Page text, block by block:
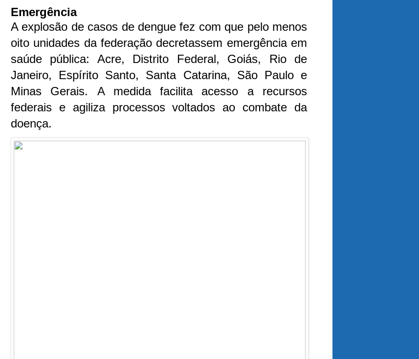
Emergência
A explosão de casos de dengue fez com que pelo menos
oito unidades da federação decretassem emergência em
saúde pública: Acre, Distrito Federal, Goiás, Rio de
Janeiro, Espírito Santo, Santa Catarina, São Paulo e
Minas Gerais. A medida facilita acesso a recursos
federais e agiliza processos voltados ao combate da
doença.